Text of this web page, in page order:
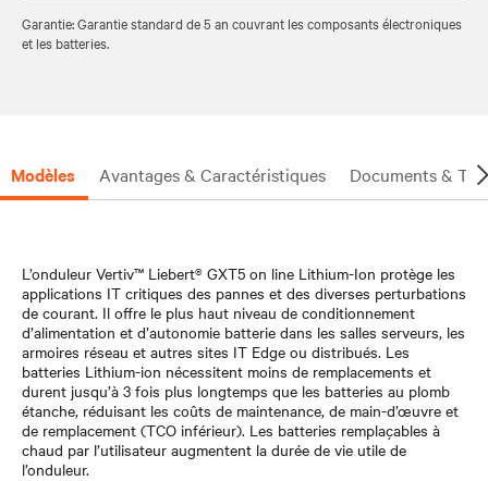
Garantie: Garantie standard de 5 an couvrant les composants électroniques
et les batteries.
Modèles Avantages & Caractéristiques Documents &
L’onduleur Vertiv™ Liebert® GXT5 on line Lithium-Ion protège les
applications IT critiques des pannes et des diverses perturbations
de courant. Il offre le plus haut niveau de conditionnement
d’alimentation et d’autonomie batterie dans les salles serveurs, les
armoires réseau et autres sites IT Edge ou distribués. Les
batteries Lithium-ion nécessitent moins de remplacements et
durent jusqu’à 3 fois plus longtemps que les batteries au plomb
étanche, réduisant les coûts de maintenance, de main-d’œuvre et
de remplacement (TCO inférieur). Les batteries remplaçables à
chaud par l’utilisateur augmentent la durée de vie utile de
l’onduleur.